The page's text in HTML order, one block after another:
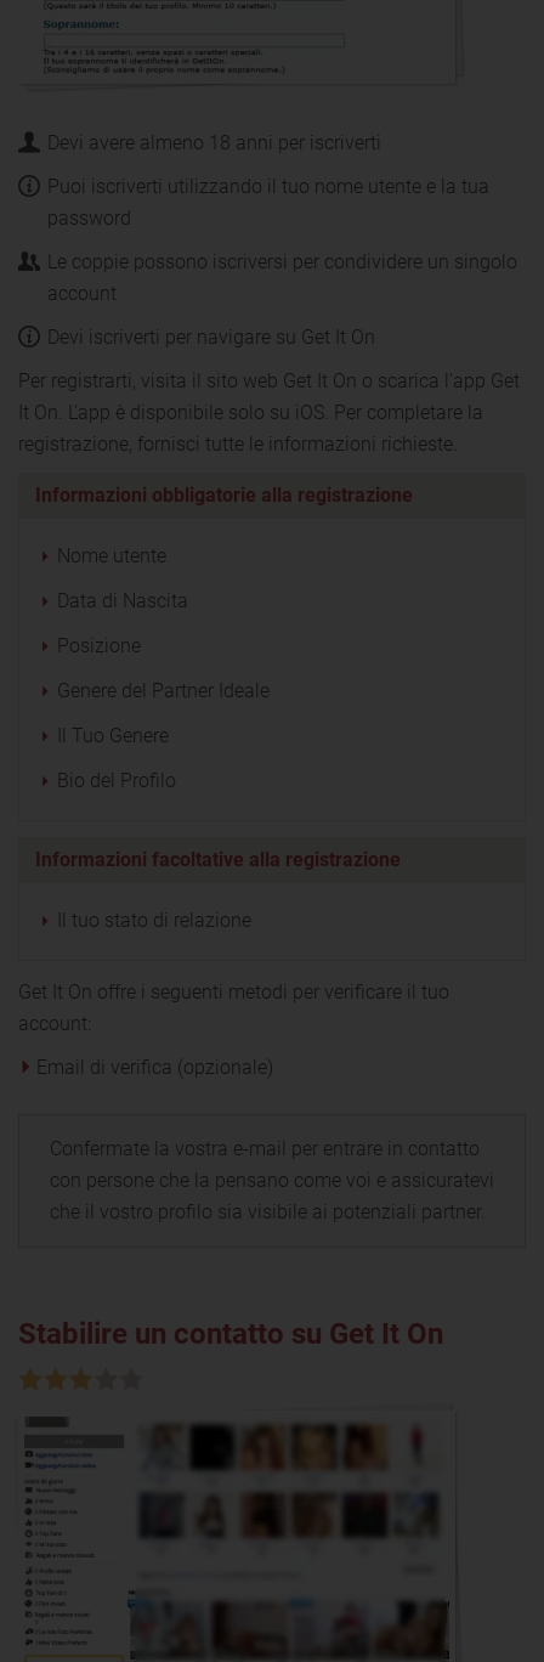
Devi avere almeno 18 anni per iscriverti
Puoi iscriverti utilizzando il tuo nome utente e la tua
password
Le coppie possono iscriversi per condividere un singolo
account
Devi iscriverti per navigare su Get It On
Per registrarti, visita il sito web Get It On o scarica l'app Get
It On. L'app è disponibile solo su iOS. Per completare la
registrazione, fornisci tutte le informazioni richieste.
Informazioni obbligatorie alla registrazione
Nome utente
Data di Nascita
Posizione
Genere del Partner Ideale
Il Tuo Genere
Bio del Profilo
Informazioni facoltative alla registrazione
Il tuo stato di relazione
Get It On offre i seguenti metodi per verificare il tuo
account:
Email di verifica (opzionale)
Confermate la vostra e-mail per entrare in contatto
con persone che la pensano come voi e assicuratevi
che il vostro profilo sia visibile ai potenziali partner.
Stabilire un contatto su Get It On